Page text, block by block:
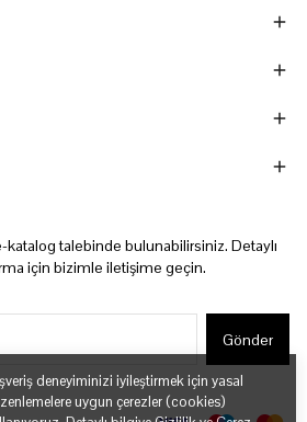
deneyiminizi iyileştirmek için yasal
uygun çerezler (cookies)
talebinde bulunabilirsiniz. Detaylı
için bizimle iletişime geçin.
Gönder